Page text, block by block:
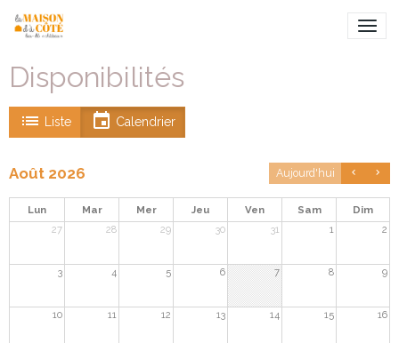
Disponibilités
Liste Calendrier
Août 2026 Aujourd'hui
Lun Mar Mer Jeu Ven Sam
Dim
27
28 29 30 31 1 2
3 4 5 6 7 8 9
10 11 12 13 14 15 16